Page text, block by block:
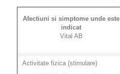
Afectiuni si simptome unde este
indicat
Vital AB
Activitate fizica (stimulare)